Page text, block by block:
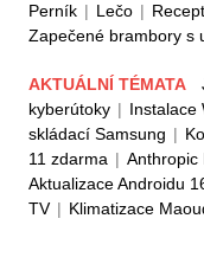
Perník | Lečo |
Zapečené brambory s
AKTUÁLNÍ TÉMATA
kyberútoky | Instalace
skládací Samsung |
11 zdarma | Anthropic
Aktualizace Androidu
TV | Klimatizace